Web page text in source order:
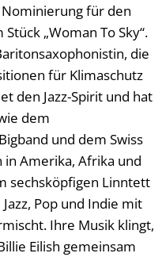
für den
„Woman To Sky“.
die
für Klimaschutz
den Jazz-Spirit und hat
dem
und dem Swiss
in Amerika, Afrika und
sechsköpfigen Linntett
Pop und Indie mit
Ihre Musik klingt,
Eilish gemeinsam